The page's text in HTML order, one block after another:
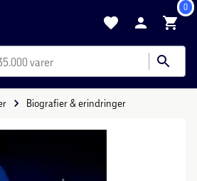
0
varer
Biografier & erindringer